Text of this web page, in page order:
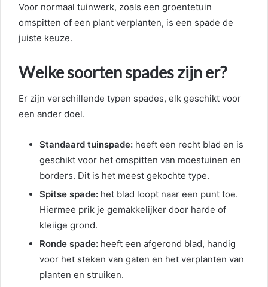
Voor normaal tuinwerk, zoals een groentetuin
omspitten of een plant verplanten, is een spade de
juiste keuze.
Welke soorten spades zijn er?
Er zijn verschillende typen spades, elk geschikt voor
een ander doel.
Standaard tuinspade: heeft een recht blad en is
geschikt voor het omspitten van moestuinen en
borders. Dit is het meest gekochte type.
Spitse spade: het blad loopt naar een punt toe.
Hiermee prik je gemakkelijker door harde of
kleiige grond.
Ronde spade: heeft een afgerond blad, handig
voor het steken van gaten en het verplanten van
planten en struiken.